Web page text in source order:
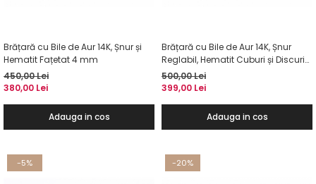
Brățară cu Bile de Aur 14K, Șnur și
Hematit Fațetat 4 mm
450,00 Lei
380,00 Lei
Adauga in cos
Brățară cu Bile de Aur 14K, Șnur
Reglabil, Hematit Cuburi și Discuri
4mm
500,00 Lei
399,00 Lei
Adauga in cos
-5% -20%